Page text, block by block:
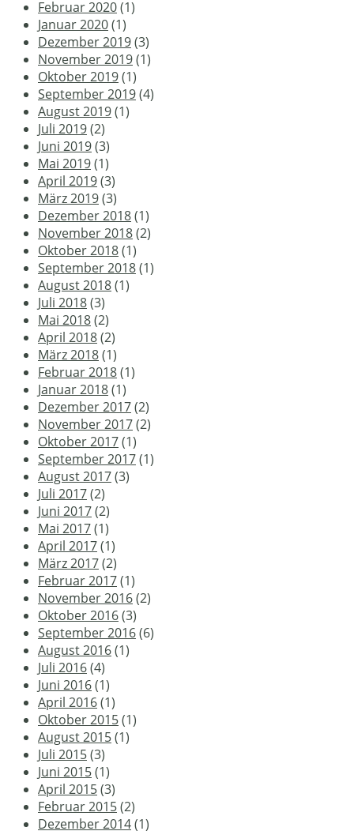
Februar 2020(1)
Januar 2020(1)
Dezember 2019(3)
November 2019(1)
Oktober 2019(1)
September 2019(4)
August 2019(1)
Juli 2019(2)
Juni 2019(3)
Mai 2019(1)
April 2019(3)
März 2019(3)
Dezember 2018(1)
November 2018(2)
Oktober 2018(1)
September 2018(1)
August 2018(1)
Juli 2018(3)
Mai 2018(2)
April 2018(2)
März 2018(1)
Februar 2018(1)
Januar 2018(1)
Dezember 2017(2)
November 2017(2)
Oktober 2017(1)
September 2017(1)
August 2017(3)
Juli 2017(2)
Juni 2017(2)
Mai 2017(1)
April 2017(1)
März 2017(2)
Februar 2017(1)
November 2016(2)
Oktober 2016(3)
September 2016(6)
August 2016(1)
Juli 2016(4)
Juni 2016(1)
April 2016(1)
Oktober 2015(1)
August 2015(1)
Juli 2015(3)
Juni 2015(1)
April 2015(3)
Februar 2015(2)
Dezember 2014(1)